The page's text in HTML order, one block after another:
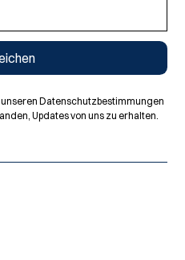
Datenschutzbestimmungen
Updates von uns zu erhalten.